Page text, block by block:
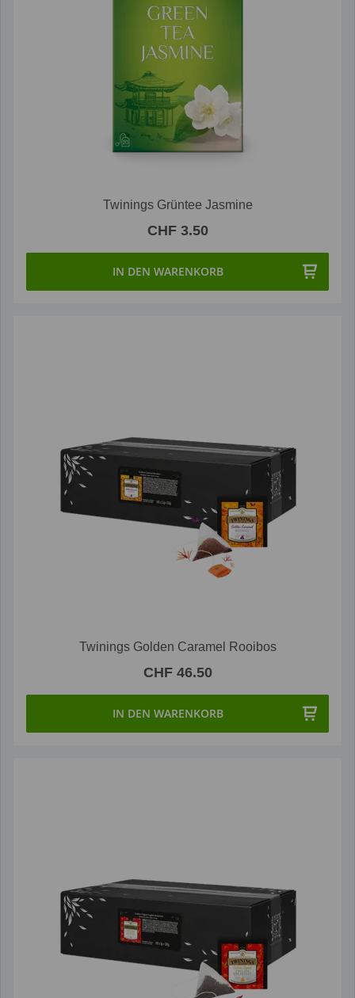
Twinings Grüntee Jasmine
CHF 3.50
IN DEN WARENKORB
Twinings Golden Caramel Rooibos
CHF 46.50
IN DEN WARENKORB